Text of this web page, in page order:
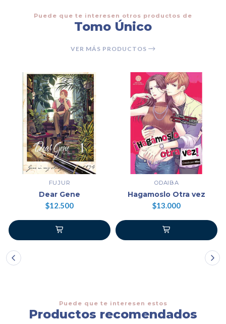
Puede que te interesen otros productos de
Tomo Único
VER MÁS PRODUCTOS
FUJUR
Dear Gene
$12.500
ODAIBA
Hagamoslo Otra vez
$13.000
Puede que te interesen estos
Productos recomendados